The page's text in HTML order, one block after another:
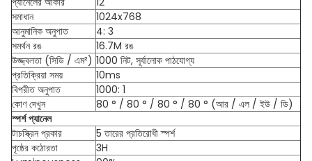
সমাধান
1024x768
আনুমানিক অনুপাত
4: 3
সমর্থন রঙ
16.7M রঙ
উজ্জ্বলতা (সিডি / এম²) 1000 নিট, সূর্যালোক পাঠযোগ্য
প্রতিক্রিয়া সময়
10ms
বিপরীত অনুপাত
1000: 1
কোণ দেখুন
80 ° / 80 ° / 80 ° / 80 ° (আর / এল / ইউ / ডি)
স্পর্শ প্যানেল
টাচস্ক্রিন প্রকার
5 তারের প্রতিরোধী স্পর্শ
পৃষ্ঠের কঠোরতা
3H